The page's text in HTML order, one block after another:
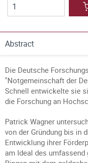
Abstract
Die Deutsche
"Notgemeinschaft der
Schnell entwickelte sie
die Forschung an
Patrick Wagner
von der Gründung bis in
Entwicklung ihrer
am Ideal des